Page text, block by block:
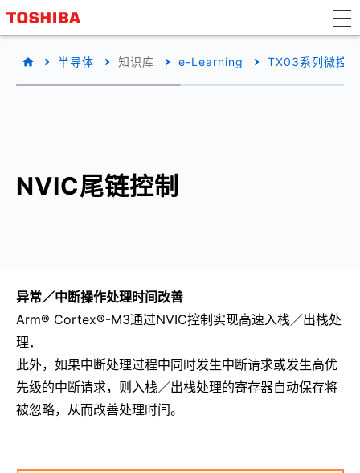
半导体 知识库 e-Learning TX03系列微控
NVIC尾链控制
异常／中断操作处理时间改善
Arm® Cortex®-M3通过NVIC控制实现高速入栈／出栈处
理．
此外，如果中断处理过程中同时发生中断请求或发生高优
先级的中断请求，则入栈／出栈处理的寄存器自动保存将
被忽略，从而改善处理时间。